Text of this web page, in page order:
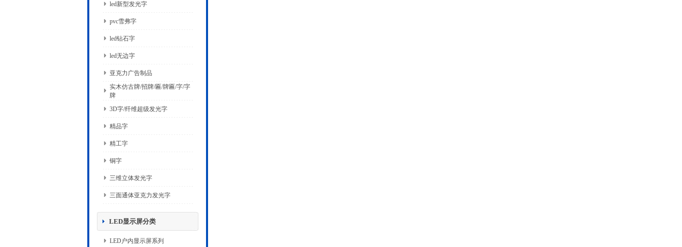
led新型发光字
pvc雪弗字
led钻石字
led无边字
亚克力广告制品
实木仿古牌/招牌/匾/牌匾/字/字
牌
3D字/纤维超级发光字
精品字
精工字
铜字
三维立体发光字
三面通体亚克力发光字
LED显示屏分类
LED户内显示屏系列